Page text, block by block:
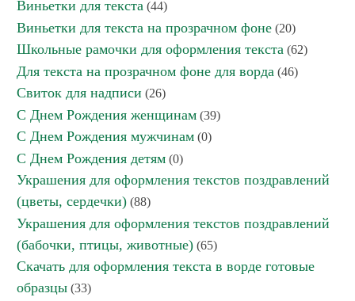
Виньетки для текста (44)
Виньетки для текста на прозрачном фоне (20)
Школьные рамочки для оформления текста (62)
Для текста на прозрачном фоне для ворда (46)
Свиток для надписи (26)
С Днем Рождения женщинам (39)
С Днем Рождения мужчинам (0)
С Днем Рождения детям (0)
Украшения для оформления текстов поздравлений
(цветы, сердечки) (88)
Украшения для оформления текстов поздравлений
(бабочки, птицы, животные) (65)
Скачать для оформления текста в ворде готовые
образцы (33)